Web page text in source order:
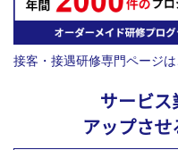
接客・接遇研修専門ページ
サービス
アップさ